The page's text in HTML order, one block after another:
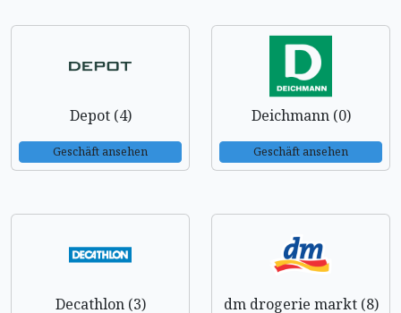
Depot (4)
Geschäft ansehen
Deichmann (0)
Geschäft ansehen
Decathlon (3) dm drogerie markt (8)